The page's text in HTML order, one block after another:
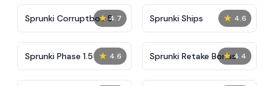
★ 4.7
Sprunki Corruptbox 5 ★ 4.6
Sprunki Ships
★ 4.6
Sprunki Phase 1.5 ★ 4.4
Sprunki Retake Bonus